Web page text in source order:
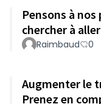
Pensons à
chercher à
Raimbaud 0
Augmenter le
Prenez en